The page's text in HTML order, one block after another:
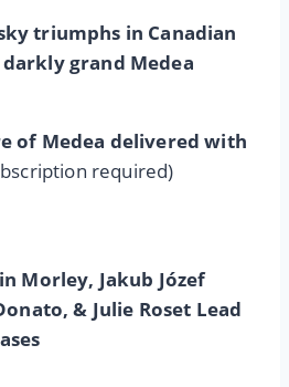
triumphs in Canadian
darkly grand Medea
of Medea delivered with
required)
Morley, Jakub Józef
& Julie Roset Lead